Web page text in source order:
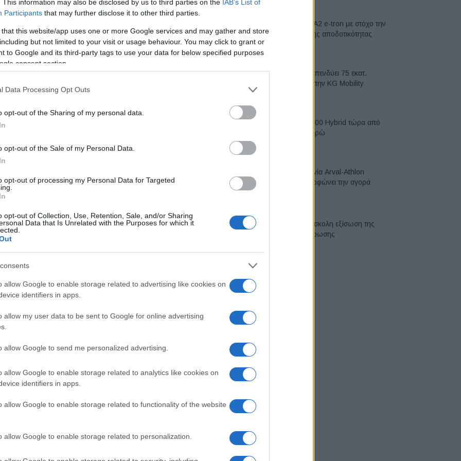
This information may also be disclosed by us to third parties on the IAB’s List of
Participants that may further disclose it to other third parties.
that this website/app uses one or more Google services and may gather and store
but not limited to your visit or usage behaviour. You may click to grant or
to Google and its third-party tags to use your data for below specified purposes
consent section.
Data Processing Opt Outs
opt-out of the Sharing of my personal data.
opt-out of the Sale of my Personal Data.
opt-out of processing my Personal Data for Targeted
opt-out of Collection, Use, Retention, Sale, and/or Sharing
Data that Is Unrelated with the Purposes for which it
allow Google to enable storage related to advertising like cookies on
identifiers in apps.
allow my user data to be sent to Google for online advertising
allow Google to send me personalized advertising.
allow Google to enable storage related to analytics like cookies on
identifiers in apps.
allow Google to enable storage related to functionality of the website
allow Google to enable storage related to personalization.
το δίκτυο δοκιμαστικών οδήγησης σε όλη τη χώρα,
ανακάλυψη των οχημάτων της από το κοινό.
self-serve test drive στην Ελλάδα
μια ευέλικτη, άνετη και πλήρως ψηφιακή
απλή. Τα οχήματα βρίσκονται σταθμευμένα και
την ώρα που τον εξυπηρετεί και ολοκληρώνει
ώρα, η ομάδα της Tesla ξεκλειδώνει το
υποστήριξη αν χρειαστεί. Στη συνέχεια, ο οδηγός
άνεση και τον δικό του ρυθμό. Το νέο αυτό
αυτονομία και ευκολία, ιδανικό για όσους
ή περιορισμούς ωραρίου.
Νοεμβρίου
10 Νοεμβρίου έως 10 Δεκεμβρίου
Νέο Audi A2 e-tron με στόχο την
κορυφή της αποδοτικότητας
Η Chery επενδύει 75 εκατ.
δολάρια στην KG Mobility
Το FIAT 500 Hybrid τώρα από
18.990 ευρώ
Η συμφωνία Arval-Athlon
αναδιαμορφώνει την αγορά
VW: Η δύσκολη εξίσωση της
αναδιάρθρωσης